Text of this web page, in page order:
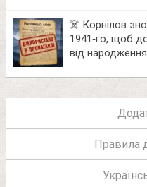
☠️ Корнілов
1941‑го, щоб
від
Правила